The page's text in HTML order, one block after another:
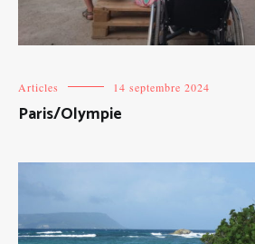
Articles 14 septembre 2024
Paris/Olympie